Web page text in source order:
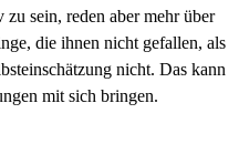
zu sein, reden aber mehr über
die ihnen nicht gefallen, als
nicht. Das kann
mit sich bringen.